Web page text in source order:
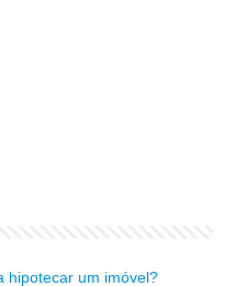
hipotecar um imóvel?